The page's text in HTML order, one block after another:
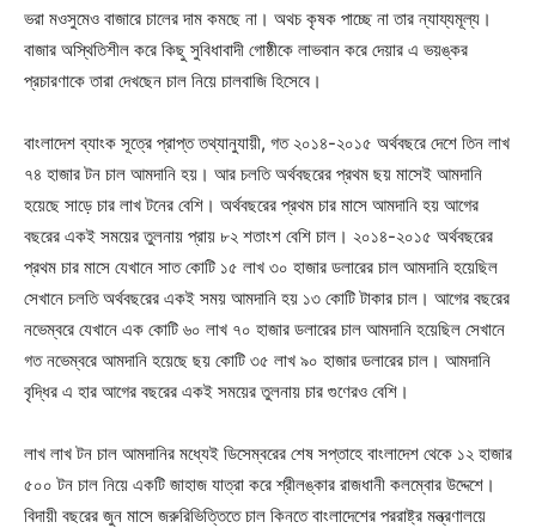
ভরা মওসুমেও বাজারে চালের দাম কমছে না। অথচ কৃষক পাচ্ছে না তার ন্যায্যমূল্য।
বাজার অস্থিতিশীল করে কিছু সুবিধাবাদী গোষ্ঠীকে লাভবান করে দেয়ার এ ভয়ঙ্কর
প্রচারণাকে তারা দেখছেন চাল নিয়ে চালবাজি হিসেবে।
বাংলাদেশ ব্যাংক সূত্রে প্রাপ্ত তথ্যানুযায়ী, গত ২০১৪-২০১৫ অর্থবছরে দেশে তিন লাখ
৭৪ হাজার টন চাল আমদানি হয়। আর চলতি অর্থবছরের প্রথম ছয় মাসেই আমদানি
হয়েছে সাড়ে চার লাখ টনের বেশি। অর্থবছরের প্রথম চার মাসে আমদানি হয় আগের
বছরের একই সময়ের তুলনায় প্রায় ৮২ শতাংশ বেশি চাল। ২০১৪-২০১৫ অর্থবছরের
প্রথম চার মাসে যেখানে সাত কোটি ১৫ লাখ ৩০ হাজার ডলারের চাল আমদানি হয়েছিল
সেখানে চলতি অর্থবছরের একই সময় আমদানি হয় ১৩ কোটি টাকার চাল। আগের বছরের
নভেম্বরে যেখানে এক কোটি ৬০ লাখ ৭০ হাজার ডলারের চাল আমদানি হয়েছিল সেখানে
গত নভেম্বরে আমদানি হয়েছে ছয় কোটি ৩৫ লাখ ৯০ হাজার ডলারের চাল। আমদানি
বৃদ্ধির এ হার আগের বছরের একই সময়ের তুলনায় চার গুণেরও বেশি।
লাখ লাখ টন চাল আমদানির মধ্যেই ডিসেম্বরের শেষ সপ্তাহে বাংলাদেশ থেকে ১২ হাজার
৫০০ টন চাল নিয়ে একটি জাহাজ যাত্রা করে শ্রীলঙ্কার রাজধানী কলম্বোর উদ্দেশে।
বিদায়ী বছরের জুন মাসে জরুরিভিত্তিতে চাল কিনতে বাংলাদেশের পররাষ্ট্র মন্ত্রণালয়ে